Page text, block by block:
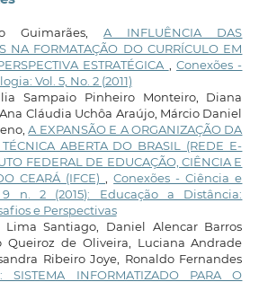
Guimarães,A INFLUÊNCIA DAS
NA FORMATAÇÃO DO CURRÍCULO EM
ESTRATÉGICA
,Conexões -
Vol. 5, No. 2 (2011)
Sampaio Pinheiro Monteiro, Diana
Cláudia Uchôa Araújo, Márcio Daniel
A EXPANSÃO E A ORGANIZAÇÃO DA
ABERTA DO BRASIL (REDE E-
FEDERAL DE EDUCAÇÃO, CIÊNCIA E
CEARÁ (IFCE)
,Conexões - Ciência e
n. 2 (2015): Educação a Distância:
e Perspectivas
Santiago, Daniel Alencar Barros
Queiroz de Oliveira, Luciana Andrade
Ribeiro Joye, Ronaldo Fernandes
SISTEMA INFORMATIZADO PARA O